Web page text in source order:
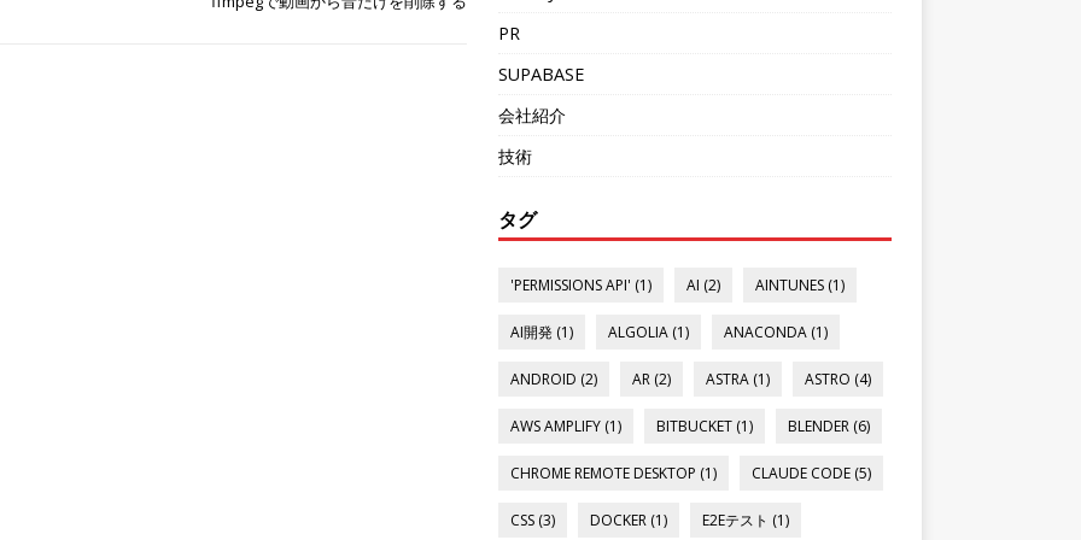
PR
SUPABASE
会社紹介
技術
タグ
'PERMISSIONS API' (1) AI (2) AINTUNES (1)
AI開発 (1) ALGOLIA (1) ANACONDA (1)
ANDROID (2) AR (2) ASTRA (1) ASTRO (4)
AWS AMPLIFY (1) BITBUCKET (1) BLENDER (6)
CHROME REMOTE DESKTOP (1) CLAUDE CODE (5)
CSS (3) DOCKER (1) E2Eテスト (1)